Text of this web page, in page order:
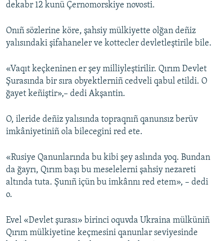
RFE/RS bütün saytları
dekabr 12 kunü Çernomorskiye novosti.
Onıñ sözlerine köre, şahsiy mülkiyette olğan deñiz
yalısındaki şifahaneler ve kottecler devletleştirile bile.
«Vaqıt keçkeninen er şey milliyleştirilir. Qırım Devlet
Şurasında bir sıra obyektlerniñ cedveli qabul etildi. O
ğayet keñiştir»,– dedi Akşantin.
O, ileride deñiz yalısında topraqnıñ qanunsız berüv
imkâniyetiniñ ola bilecegini red ete.
«Rusiye Qanunlarında bu kibi şey aslında yoq. Bundan
da ğayrı, Qırım başı bu meselelerni şahsiy nezareti
altında tuta. Şunıñ içün bu imkânnı red etem», – dedi
o.
Evel «Devlet şurası» birinci oquvda Ukraina mülküniñ
Qırım mülkiyetine keçmesini qanunlar seviyesinde